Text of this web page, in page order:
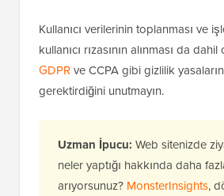
Kullanıcı verilerinin toplanması ve
kullanıcı rızasının alınması da
GDPRve CCPA gibi gizlilik
gerektirdiğini unutmayın.
Uzman İpucu: Web sitenizde
neler yaptığı hakkında daha
arıyorsunuz? MonsterInsights,